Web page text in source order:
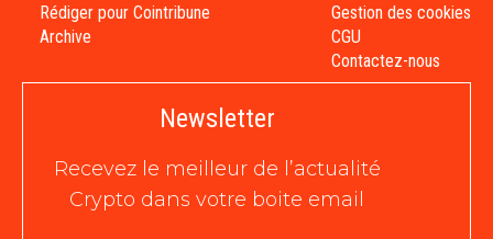
Rédiger pour Cointribune
Archive
Gestion des cookies
CGU
Contactez-nous
Newsletter
Recevez le meilleur de l’actualité
Crypto dans votre boite email